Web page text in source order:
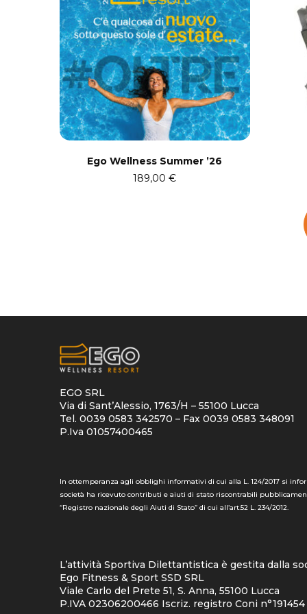
Ego Wellness Summer ’26
189,00€
EGO SRL
Via di Sant’Alessio, 1763/H – 55100 Lucca
Tel. 0039 0583 342570 – Fax 0039 0583 348091
P.Iva 01057400465
In ottemperanza agli obblighi informativi di cui alla L. 124/2017 si
società ha ricevuto contributi e aiuti di stato riscontrabili
“Registro nazionale degli Aiuti di Stato” di cui all’art.52 L. 234/2012.
L’attività Sportiva Dilettantistica è gestita dalla
Ego Fitness & Sport SSD SRL
Viale Carlo del Prete 51, S. Anna, 55100 Lucca
P.IVA 02306200466 Iscriz. registro Coni n°191454